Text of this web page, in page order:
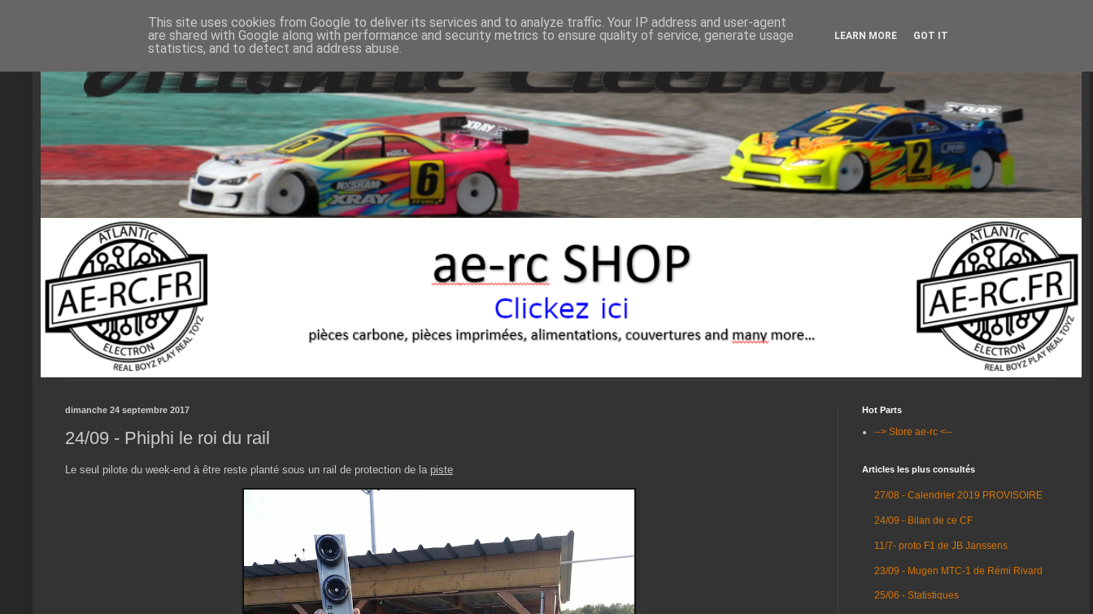
dimanche 24 septembre 2017
24/09 - Phiphi le roi du rail
Le seul pilote du week-end à être reste planté sous un rail de protection de la piste
Hot Parts
--> Store ae-rc <--
Articles les plus consultés
27/08 - Calendrier 2019 PROVISOIRE
24/09 - Bilan de ce CF
11/7- proto F1 de JB Janssens
23/09 - Mugen MTC-1 de Rémi Rivard
25/06 - Statistiques
This site uses cookies from Google to deliver its services and to analyze traffic. Your IP address and user-agent
are shared with Google along with performance and security metrics to ensure quality of service, generate usage
statistics, and to detect and address abuse.
LEARN MORE GOT IT